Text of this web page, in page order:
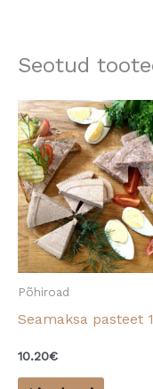
Seotud
Põhiroad
Seamaksa pasteet
10.20€